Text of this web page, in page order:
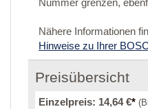
Nummer grenzen,
Nähere Informationen
Hinweise zu Ihrer
Preisübersicht
Einzelpreis: 14,64 €*